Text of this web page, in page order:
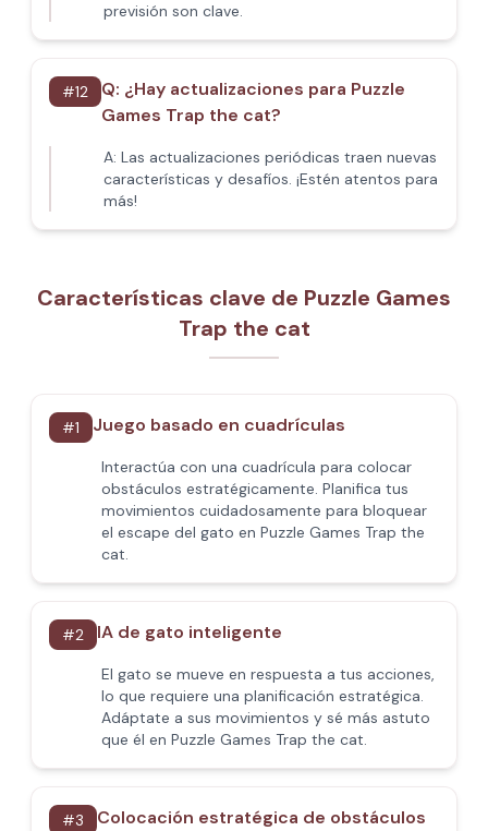
previsión son clave.
#12 Q: ¿Hay actualizaciones para Puzzle
Games Trap the cat?
A: Las actualizaciones periódicas traen nuevas
características y desafíos. ¡Estén atentos para
más!
Características clave de Puzzle Games
Trap the cat
#1 Juego basado en cuadrículas
Interactúa con una cuadrícula para colocar
obstáculos estratégicamente. Planifica tus
movimientos cuidadosamente para bloquear
el escape del gato en Puzzle Games Trap the
cat.
#2 IA de gato inteligente
El gato se mueve en respuesta a tus acciones,
lo que requiere una planificación estratégica.
Adáptate a sus movimientos y sé más astuto
que él en Puzzle Games Trap the cat.
#3 Colocación estratégica de obstáculos